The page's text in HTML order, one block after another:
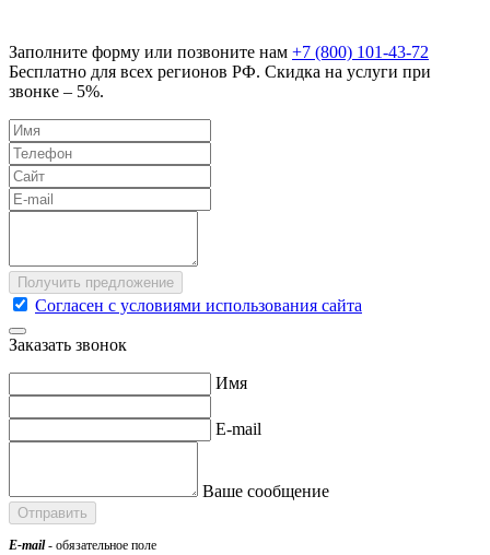
Заполните форму или позвоните нам +7 (800) 101-43-72
Бесплатно для всех регионов РФ. Скидка на услуги при
звонке – 5%.
Согласен с условиями использования сайта
Заказать звонок
Имя
E-mail
Ваше сообщение
E-mail- обязательное поле